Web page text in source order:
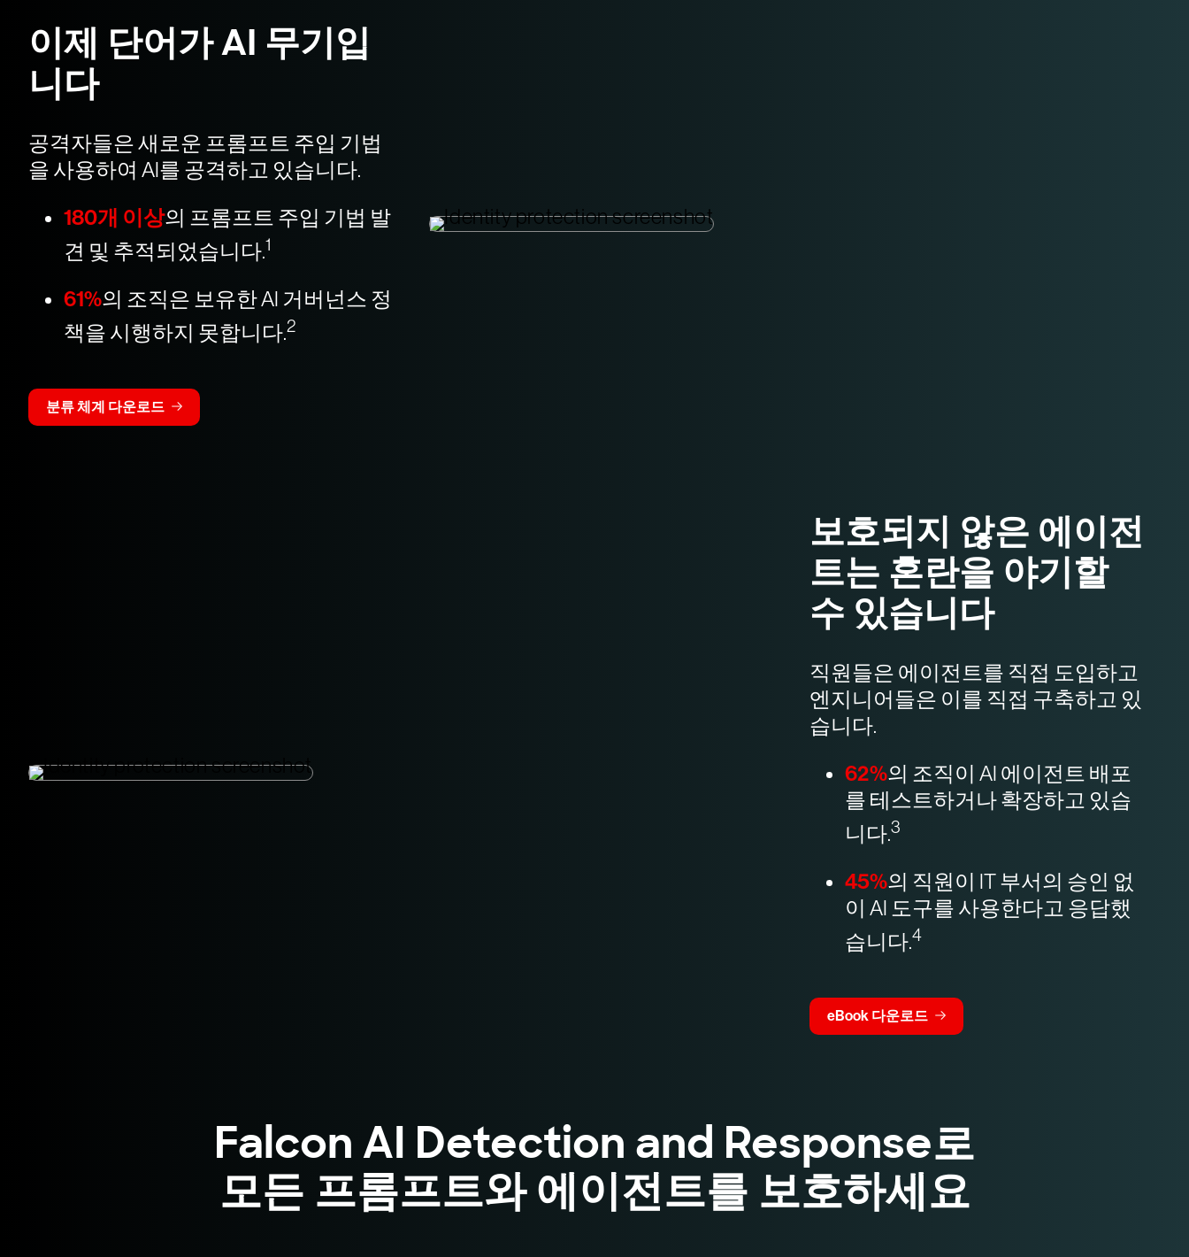
이제 단어가 AI 무기입
니다
공격자들은 새로운 프롬프트 주입 기법
을 사용하여 AI를 공격하고 있습니다.
180개 이상의 프롬프트 주입 기법 발
견 및 추적되었습니다.1
61%의 조직은 보유한 AI 거버넌스 정
책을 시행하지 못합니다.2
분류 체계 다운로드
보호되지 않은 에이전
트는 혼란을 야기할
수 있습니다
직원들은 에이전트를 직접 도입하고
엔지니어들은 이를 직접 구축하고 있
습니다.
62%의 조직이 AI 에이전트 배포
를 테스트하거나 확장하고 있습
니다.3
45%의 직원이 IT 부서의 승인 없
이 AI 도구를 사용한다고 응답했
습니다.4
eBook 다운로드
Falcon AI Detection and Response로
모든 프롬프트와 에이전트를 보호하세요